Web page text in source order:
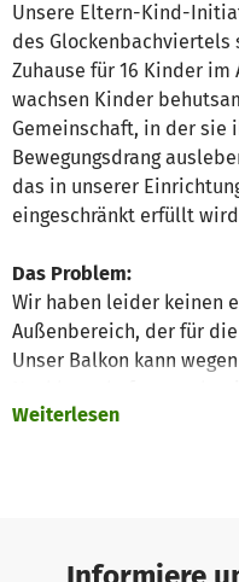
Unsere Eltern-Kind-
des Glockenbachviertels
Zuhause für 16 Kinder im
wachsen Kinder
Gemeinschaft, in der sie
Bewegungsdrang
das in unserer
eingeschränkt erfüllt
Das Problem:
Wir haben leider keinen
Außenbereich, der für
Unser Balkon kann
und der nächste
Bewegungsalternative –
Unsere Lösung:
Weiterlesen